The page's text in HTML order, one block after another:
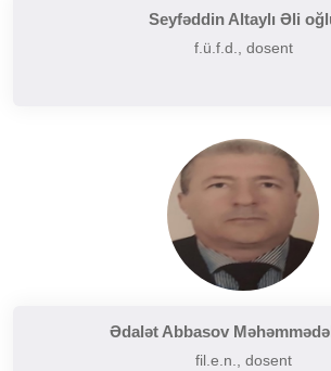
Seyfəddin Altaylı Əli
f.ü.f.d., dosent
Ədalət Abbasov
fil.e.n., dosent